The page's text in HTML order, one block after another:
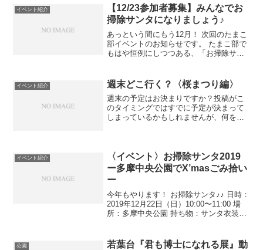
公園 ●と...
イベント紹介
【12/23参加者募集】みんなでお
掃除サンタになりましょう♪
あっという間にもう12月！ 次回のたまこ
部イベントのお知らせです。 たまこ部で
もはや恒例にしつつある、「お掃除サン
たときのものです。 今回の詳細は、下記
の通り...
イベント紹介 週末どこ行く？〈桜まつり編〉
週末の予定はお決まりですか？投稿がこ
のタイミングではすでに予定が決まって
しまっているかもしれませんが、何をし
りそうですがイベント...
イベント紹介
〈イベント〉お掃除サンタ2019
ー多摩中央公園でX’masごみ拾い
ー
今年もやります！ お掃除サンタ♪♪ 日時：
2019年12月22日（日）10:00〜11:00 場
所：多摩中央公園 持ち物：サンタ衣装
ち物は必須ではなく任意です ※ゴ...
公園
若葉台『君も博士になれる展』動